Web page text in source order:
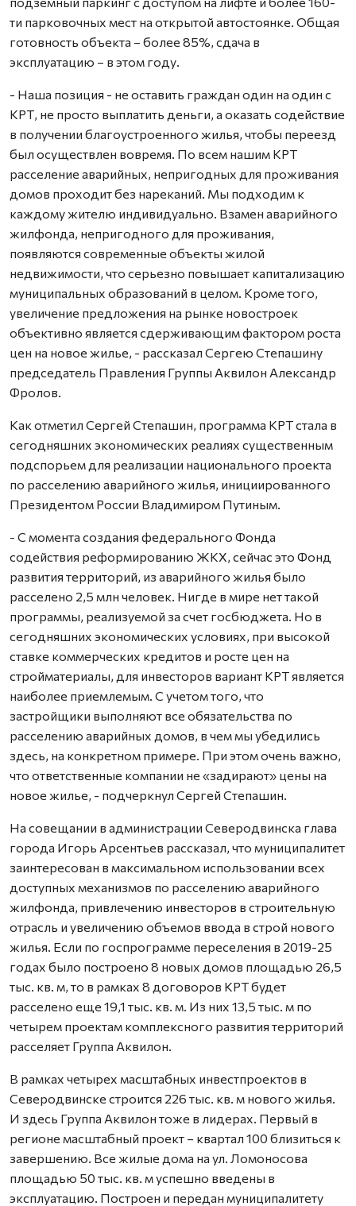
ти парковочных мест на открытой автостоянке. Общая
готовность объекта – более 85%, сдача в
эксплуатацию – в этом году.
- Наша позиция - не оставить граждан один на один с
КРТ, не просто выплатить деньги, а оказать содействие
в получении благоустроенного жилья, чтобы переезд
был осуществлен вовремя. По всем нашим КРТ
расселение аварийных, непригодных для проживания
домов проходит без нареканий. Мы подходим к
каждому жителю индивидуально. Взамен аварийного
жилфонда, непригодного для проживания,
появляются современные объекты жилой
недвижимости, что серьезно повышает капитализацию
муниципальных образований в целом. Кроме того,
увеличение предложения на рынке новостроек
объективно является сдерживающим фактором роста
цен на новое жилье, - рассказал Сергею Степашину
председатель Правления Группы Аквилон Александр
Фролов.
Как отметил Сергей Степашин, программа КРТ стала в
сегодняшних экономических реалиях существенным
подспорьем для реализации национального проекта
по расселению аварийного жилья, инициированного
Президентом России Владимиром Путиным.
- С момента создания федерального Фонда
содействия реформированию ЖКХ, сейчас это Фонд
развития территорий, из аварийного жилья было
расселено 2,5 млн человек. Нигде в мире нет такой
программы, реализуемой за счет госбюджета. Но в
сегодняшних экономических условиях, при высокой
ставке коммерческих кредитов и росте цен на
стройматериалы, для инвесторов вариант КРТ является
наиболее приемлемым. С учетом того, что
застройщики выполняют все обязательства по
расселению аварийных домов, в чем мы убедились
здесь, на конкретном примере. При этом очень важно,
что ответственные компании не «задирают» цены на
новое жилье, - подчеркнул Сергей Степашин.
На совещании в администрации Северодвинска глава
города Игорь Арсентьев рассказал, что муниципалитет
заинтересован в максимальном использовании всех
доступных механизмов по расселению аварийного
жилфонда, привлечению инвесторов в строительную
отрасль и увеличению объемов ввода в строй нового
жилья. Если по госпрограмме переселения в 2019-25
годах было построено 8 новых домов площадью 26,5
тыс. кв. м, то в рамках 8 договоров КРТ будет
расселено еще 19,1 тыс. кв. м. Из них 13,5 тыс. м по
четырем проектам комплексного развития территорий
расселяет Группа Аквилон.
В рамках четырех масштабных инвестпроектов в
Северодвинске строится 226 тыс. кв. м нового жилья.
И здесь Группа Аквилон тоже в лидерах. Первый в
регионе масштабный проект – квартал 100 близиться к
завершению. Все жилые дома на ул. Ломоносова
площадью 50 тыс. кв. м успешно введены в
эксплуатацию. Построен и передан муниципалитету